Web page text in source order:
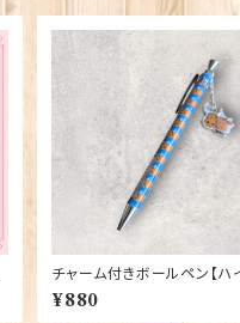
チャーム付きボールペン【ハ
ド・カウ】Euro Stick
¥880